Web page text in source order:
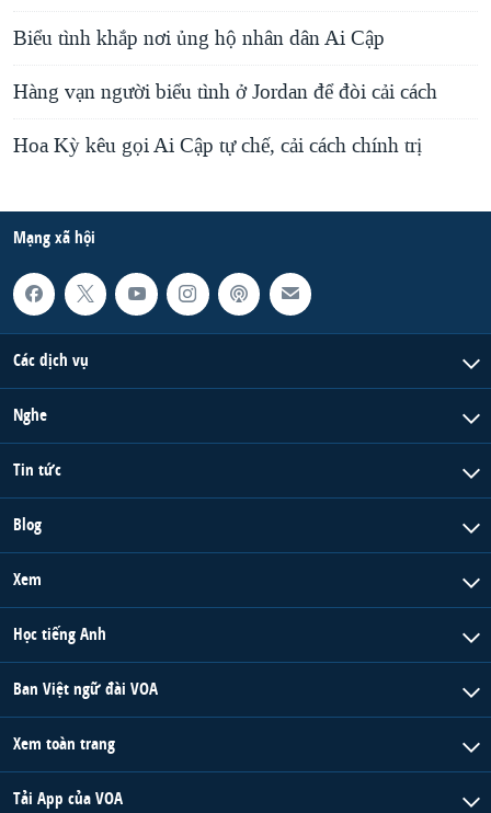
Biểu tình khắp nơi ủng hộ nhân dân Ai Cập
Hàng vạn người biểu tình ở Jordan để đòi cải cách
Hoa Kỳ kêu gọi Ai Cập tự chế, cải cách chính trị
Mạng xã hội
Các dịch vụ
Nghe
Tin tức
Blog
Xem
Học tiếng Anh
Ban Việt ngữ đài VOA
Xem toàn trang
Tải App của VOA